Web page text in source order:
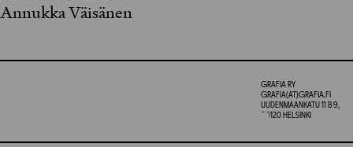
Annukka Väisänen
GRAFIA RY
GRAFIA(AT)GRAFIA.FI
UUDENMAANKATU 11 B 9,
00120 HELSINKI